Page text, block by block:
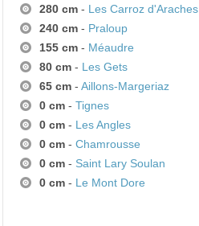
280 cm - Les Carroz d'Araches
240 cm - Praloup
155 cm - Méaudre
80 cm - Les Gets
65 cm - Aillons-Margeriaz
0 cm - Tignes
0 cm - Les Angles
0 cm - Chamrousse
0 cm - Saint Lary Soulan
0 cm - Le Mont Dore